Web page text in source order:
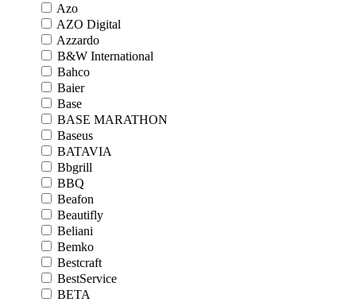
Azo
AZO Digital
Azzardo
B&W International
Bahco
Baier
Base
BASE MARATHON
Baseus
BATAVIA
Bbgrill
BBQ
Beafon
Beautifly
Beliani
Bemko
Bestcraft
BestService
BETA